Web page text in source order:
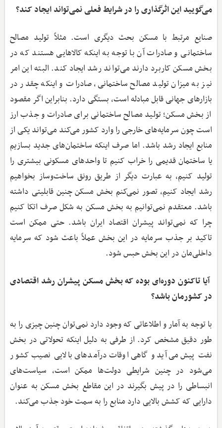
می‌گویید این اثرگذاری را در شرایط فعلی نمی‌تواند ایجاد کند؟
صنایع مرتبط با مسکن بحث دیگری است. مثلاً تولید مصالح
ساختمانی و صادرات آن با توجه به اینکه کالاهایی هستند که در
بخش مسکن کاربرد دارند می‌تواند رشد ایجاد کند. البته این امر
نیز به میزان تولید مصالح ساختمانی، صادرات و اینکه چقدر در
بازارهای جهانی قابل مبادله است، بستگی دارد. بنابراین اگر مقصود
از بخش مسکن؛ تولید مصالح ساختمانی برای صادرات و جذب ارز
است چون سرمایه‌های خارجی را وارد کشور می‌کند می‌تواند یکی از
منابع ایجاد رشد باشد. اما صرف اینکه ساختمان‌های جدید بسازیم
یا ساختمان قدیمی را خراب کنیم تا واحدهای مسکونی بیشتری را
تولید کنیم، به عبارت دیگر از طریق رونق ساخت‌وساز بخواهیم
رشد ایجاد کنیم، تصور نمی‌کنم بخش مسکن چنین قابلیتی داشته
باشد. معتقدم نمی‌توانیم به بخش مسکن به شکل صرف اتکا کنیم
چرا که نمی‌تواند پیشران اقتصاد ایران باشد. حتی ممکن است
تاکید بر جذب سرمایه در این بخش عملاً باعث شود که سرمایه
داخلی‌مان در این بخش حبس شود.
آیا تاکنون دوره‌ای بوده که بخش مسکن پیشران رشد اقتصادی
در کشورمان باشد؟
با توجه به آمار و اطلاعاتی که وجود دارد نمی‌توان چنین چیزی را به
طور دقیق مشخص کرد. از طرفی به دلیل اینکه تحولاتی در بخش
نفت پیش می‌آید و گاهی اوقات درآمدهای بالایی نصیب کشور
می‌شود در چنین شرایطی دولت‌ها ممکن است، سیاست‌های
انبساطی را در پیش بگیرند در این مقاطع بخش مسکن به عنوان
دارایی که کشش بالایی دارد منابع را به سمت خود جذب می‌کند.